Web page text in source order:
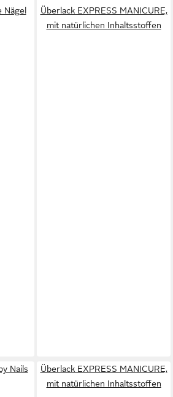
Überlack EXPRESS MANICURE,
mit natürlichen Inhaltsstoffen
Nails
Überlack EXPRESS MANICURE,
mit natürlichen Inhaltsstoffen